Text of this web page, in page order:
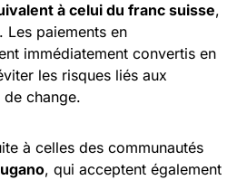
à celui du franc suisse,
Les paiements en
immédiatement convertis en
les risques liés aux
change.
à celles des communautés
, qui acceptent également